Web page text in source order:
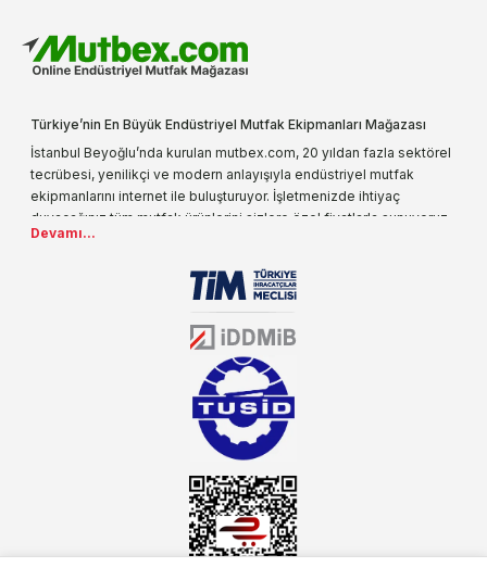
Türkiye’nin En Büyük Endüstriyel Mutfak Ekipmanları Mağazası
İstanbul Beyoğlu’nda kurulan mutbex.com, 20 yıldan fazla sektörel
tecrübesi, yenilikçi ve modern anlayışıyla endüstriyel mutfak
ekipmanlarını internet ile buluşturuyor. İşletmenizde ihtiyaç
duyacağınız tüm mutfak ürünlerini sizlere özel fiyatlarla sunuyoruz.
Endüstriyel mutfak malzemesi deyince akla gelen ilk adreslerden
sektörün farklı alanlarında da faliyet gösteren mutbex.com,
Öztiryakiler resmi bayisidir. Öztiryakiler ürünleri üzerinde büyük bir
donanıma sahip ekibi ile müşterilerine koşulsuz destek sunan
mutbex.com ile endüstriyel mutfak malzemeleri konusunda
alacağınız hizmet standartların her zaman üstünde olacaktır.
Devamı...